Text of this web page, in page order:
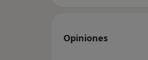
Opiniones